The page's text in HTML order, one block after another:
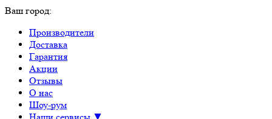
Ваш город:
Производители
Доставка
Гарантия
Акции
Отзывы
О нас
Шоу-рум